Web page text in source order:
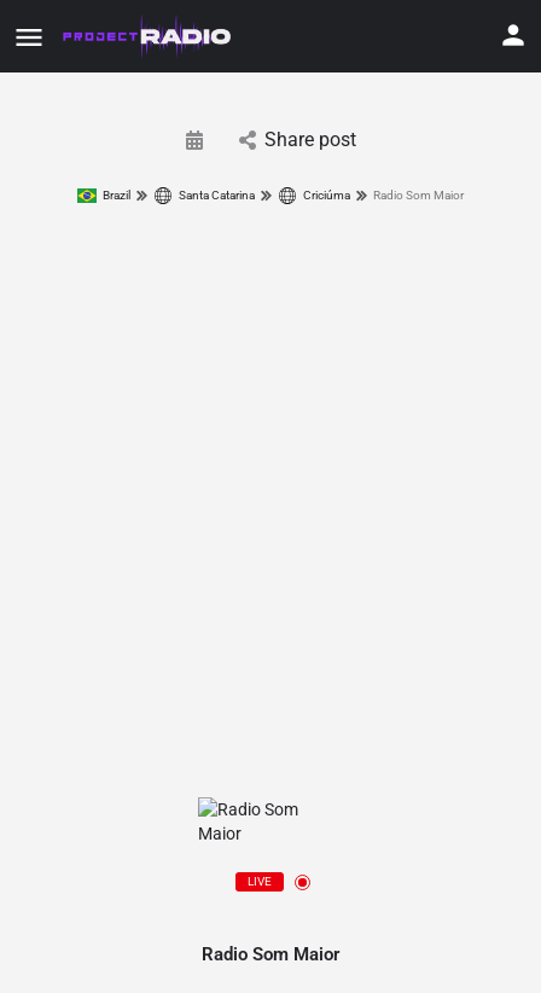
Share post
Brazil Santa Catarina Criciúma Radio Som Maior
LIVE
Radio Som Maior